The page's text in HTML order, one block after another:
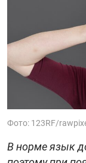
Фото: 123RF/
В норме язык